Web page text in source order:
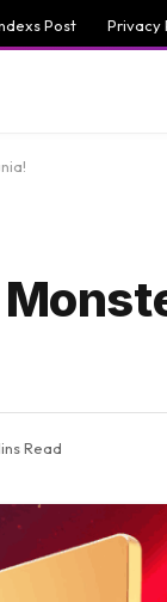
Post Privacy
Read